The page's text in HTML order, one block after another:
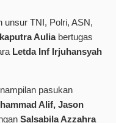
unsur TNI, Polri, ASN,
Auliabertugas
Letda Inf Irjuhansyah
pasukan
Alif, Jason
Salsabila Azzahra